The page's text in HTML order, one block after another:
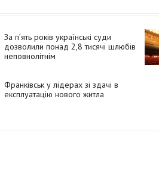
За п’ять років українські суди
дозволили понад 2,8 тисячі шлюбів
неповнолітнім
Франківськ у лідерах зі здачі в
експлуатацію нового житла